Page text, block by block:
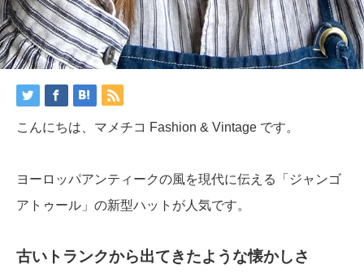
こんにちは、マメチコ Fashion & Vintage です。
ヨーロッパアンティークの風を現代に伝える「ジャンゴ
アトゥール」の新型ハットが人気です。
古いトランクから出てきたような懐かしさ